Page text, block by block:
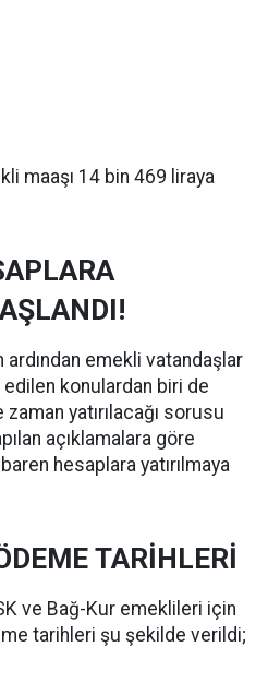
maaşı 14 bin 469 liraya
ardından emekli vatandaşlar
konulardan biri de
yatırılacağı sorusu
açıklamalara göre
hesaplara yatırılmaya
TARİHLERİ
ve Bağ-Kur emeklileri için
tarihleri şu şekilde verildi;